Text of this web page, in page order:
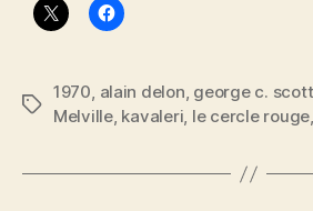
Stikkord
1970, alain delon, george c. scott
Melville, kavaleri, le cercle rouge,